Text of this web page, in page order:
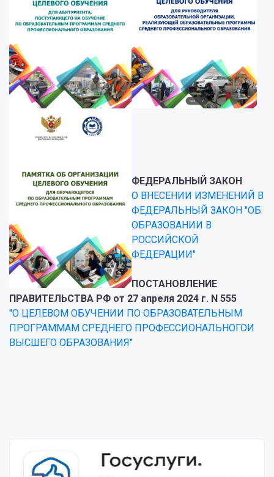
ФЕДЕРАЛЬНЫЙ ЗАКОН
О ВНЕСЕНИИ ИЗМЕНЕНИЙ В
ФЕДЕРАЛЬНЫЙ ЗАКОН "ОБ
ОБРАЗОВАНИИ В
РОССИЙСКОЙ
ФЕДЕРАЦИИ"
ПОСТАНОВЛЕНИЕ
ПРАВИТЕЛЬСТВА РФ от 27 апреля 2024 г. N 555
"О ЦЕЛЕВОМ ОБУЧЕНИИ ПО ОБРАЗОВАТЕЛЬНЫМ
ПРОГРАММАМ СРЕДНЕГО ПРОФЕССИОНАЛЬНОГОИ
ВЫСШЕГО ОБРАЗОВАНИЯ"